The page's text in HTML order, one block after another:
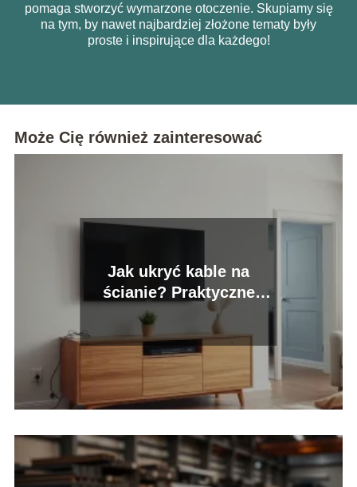
pomaga stworzyć wymarzone otoczenie. Skupiamy się
na tym, by nawet najbardziej złożone tematy były
proste i inspirujące dla każdego!
Może Cię również zainteresować
Jak ukryć kable na
ścianie? Praktyczne
sposoby do każdego
wnętrza